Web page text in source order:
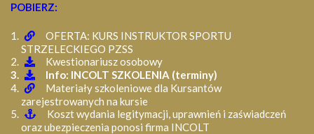
POBIERZ:
OFERTA: KURS INSTRUKTOR SPORTU
STRZELECKIEGO PZSS
Kwestionariusz osobowy
Info: INCOLT SZKOLENIA (terminy)
Materiały szkoleniowe dla Kursantów
zarejestrowanych na kursie
Koszt wydania legitymacji, uprawnień i zaświadczeń
oraz ubezpieczenia ponosi firma INCOLT